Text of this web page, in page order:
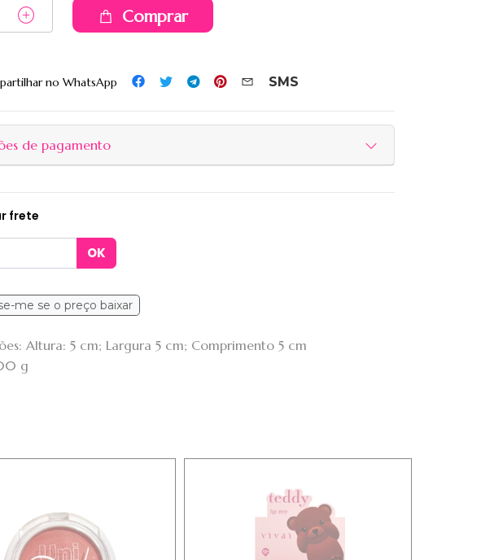
Comprar
no WhatsApp
SMS
de pagamento
frete
me se o preço baixar
Altura: 5 cm; Largura 5 cm; Comprimento 5 cm
g